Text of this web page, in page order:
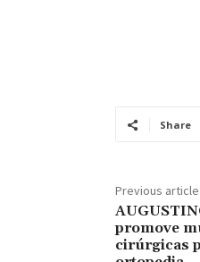
Share
Previous article
promove
cirúrgicas